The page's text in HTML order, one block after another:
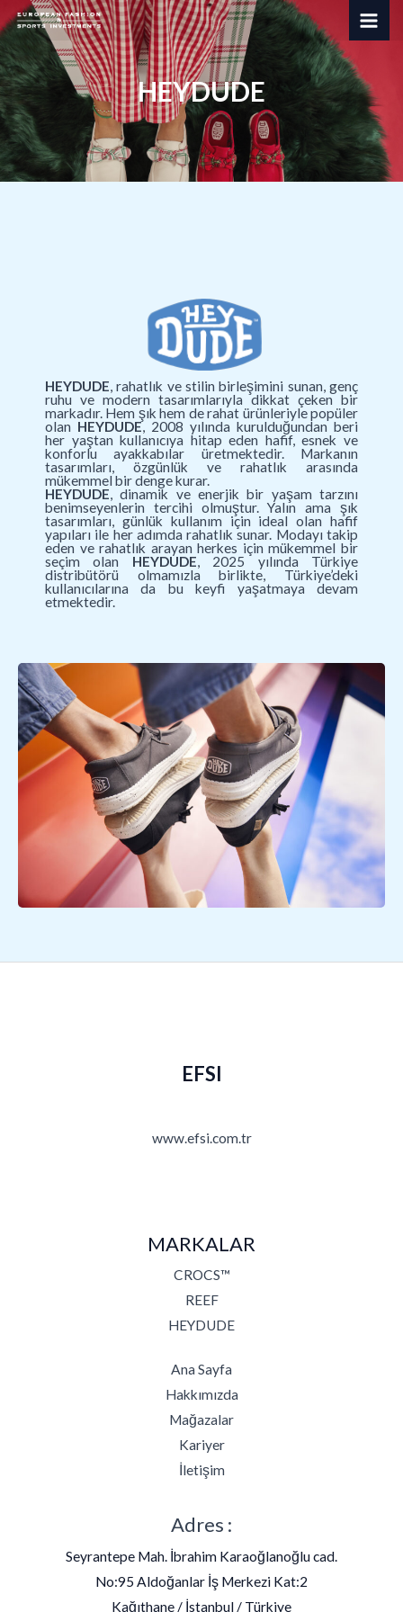
İçeriğe
atla
HEYDUDE
HEYDUDE, rahatlık ve stilin birleşimini sunan, genç
ruhu ve modern tasarımlarıyla dikkat çeken bir
markadır. Hem şık hem de rahat ürünleriyle popüler
olan HEYDUDE, 2008 yılında kurulduğundan beri
her yaştan kullanıcıya hitap eden hafif, esnek ve
konforlu ayakkabılar üretmektedir. Markanın
tasarımları, özgünlük ve rahatlık arasında
mükemmel bir denge kurar.
HEYDUDE, dinamik ve enerjik bir yaşam tarzını
benimseyenlerin tercihi olmuştur. Yalın ama şık
tasarımları, günlük kullanım için ideal olan hafif
yapıları ile her adımda rahatlık sunar. Modayı takip
eden ve rahatlık arayan herkes için mükemmel bir
seçim olan HEYDUDE, 2025 yılında Türkiye
distribütörü olmamızla birlikte, Türkiye’deki
kullanıcılarına da bu keyfi yaşatmaya devam
etmektedir.
EFSI
www.efsi.com.tr
MARKALAR
CROCS™
REEF
HEYDUDE
Ana Sayfa
Hakkımızda
Mağazalar
Kariyer
İletişim
Adres :
Seyrantepe Mah. İbrahim Karaoğlanoğlu cad.
No:95 Aldoğanlar İş Merkezi Kat:2
Kağıthane / İstanbul / Türkiye